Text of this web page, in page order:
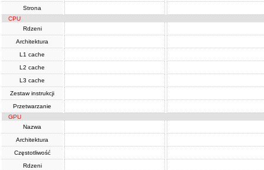
Strona
CPU
Rdzeni
Architektura
L1 cache
L2 cache
L3 cache
Zestaw instrukcji
Przetwarzanie
GPU
Nazwa
Architektura
Częstotliwość
Rdzeni